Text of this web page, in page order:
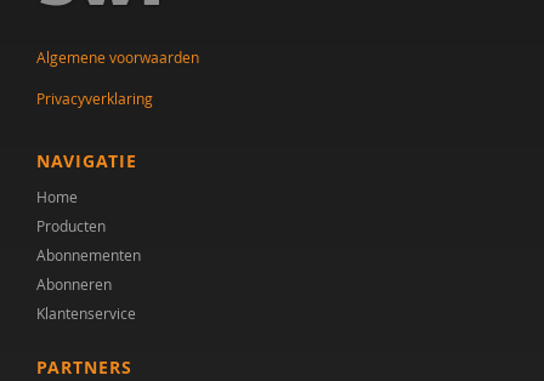
Algemene voorwaarden
Privacyverklaring
NAVIGATIE
Home
Producten
Abonnementen
Abonneren
Klantenservice
PARTNERS